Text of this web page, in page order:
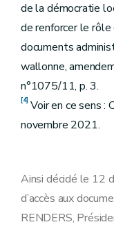
de la démocratie
de renforcer le rôle
documents
wallonne,
n°1075/11, p. 3.
[4] Voir en ce sens :
novembre 2021.
Ainsi décidé le 12
d’accès aux
RENDERS,